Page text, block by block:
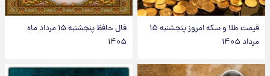
قیمت طلا و سکه امروز پنجشنبه ۱۵
مرداد ۱۴۰۵
فال حافظ پنجشنبه ۱۵ مرداد ماه
۱۴۰۵